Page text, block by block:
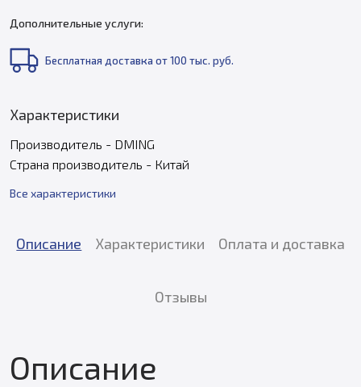
Дополнительные услуги:
Бесплатная доставка от 100 тыс. руб.
Характеристики
Производитель - DMING
Страна производитель - Китай
Все характеристики
Описание Характеристики Оплата и доставка
Отзывы
Описание